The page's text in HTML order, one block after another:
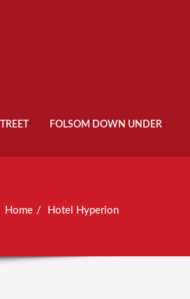
FOLSOM DOWN UNDER
Home Hotel Hyperion